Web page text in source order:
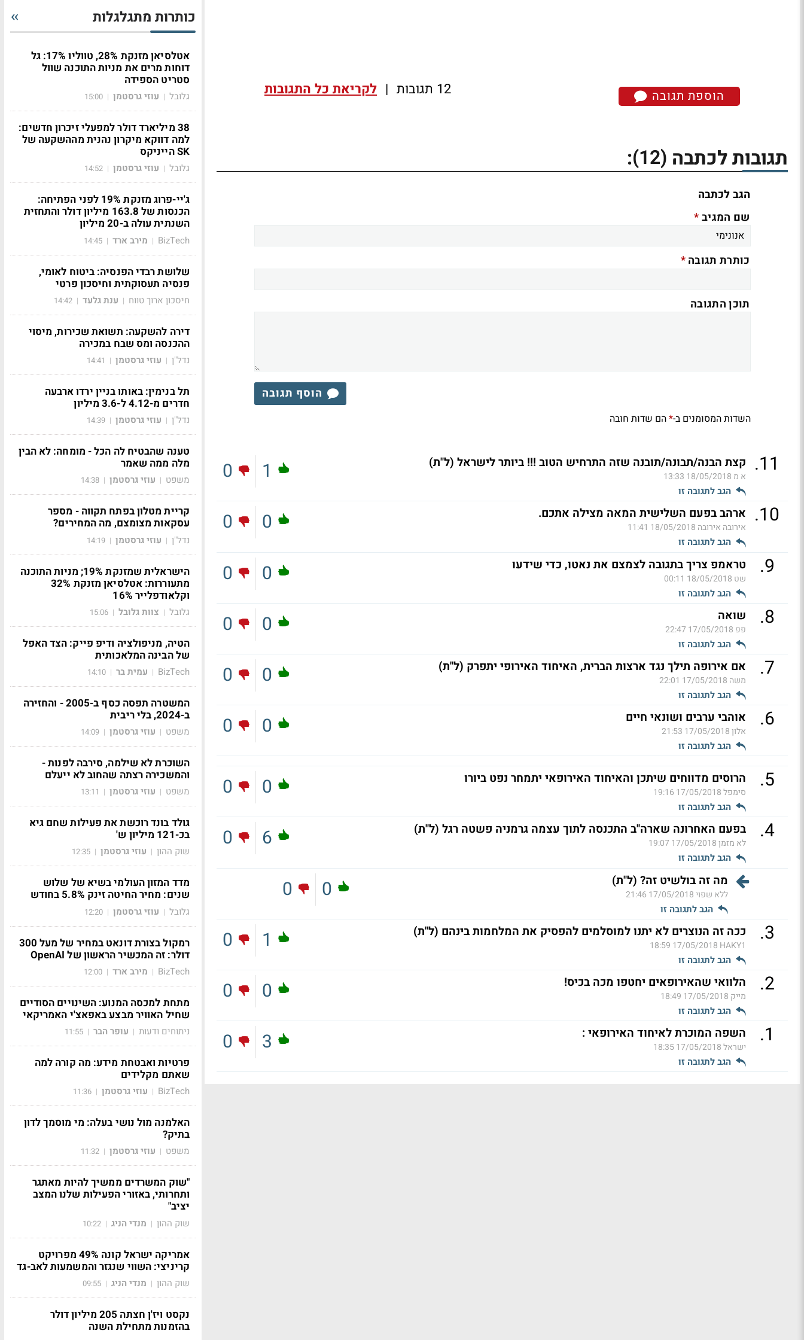
הוספת תגובה 12 תגובות | לקריאת כל התגובות
תגובות לכתבה (12)
:
הגב לכתבה
שם המגיב*
כותרת תגובה*
תוכן התגובה
הוסף תגובה
השדות המסומנים ב-*הם שדות חובה
11
. קצת הבנה/תבונה/תובנה שזה התרחיש הטוב !!! ביותר לישראל (ל"ת)
א מ 18/05/2018 13:33
הגב לתגובה זו
1
0
10
. ארהב בפעם השלישית המאה מצילה אתכם.
אירובה אירובה 18/05/2018 11:41
הגב לתגובה זו
0
0
9
. טראמפ צריך בתגובה לצמצם את נאטו, כדי שידעו
שט 18/05/2018 00:11
הגב לתגובה זו
0
0
8
. שואה
פפ 17/05/2018 22:47
הגב לתגובה זו
0
0
7
. אם אירופה תילך נגד ארצות הברית, האיחוד האירופי יתפרק (ל"ת)
משה 17/05/2018 22:01
הגב לתגובה זו
0
0
6
. אוהבי ערבים ושונאי חיים
אלון17/05/2018 21:53
הגב לתגובה זו
0
0
5
. הרוסים מדווחים שיתכן והאיחוד האירופאי יתמחר נפט ביורו
סימפל17/05/2018 19:16
הגב לתגובה זו
0
0
4
. בפעם האחרונה שארה"ב התכנסה לתוך עצמה גרמניה פשטה רגל (ל"ת)
לא מזמן17/05/2018 19:07
הגב לתגובה זו
6
0
מה זה בולשיט זה? (ל"ת)
ללא שפוי17/05/2018 21:46
הגב לתגובה זו
0
0
3
. ככה זה הנוצרים לא יתנו למוסלמים להפסיק את המלחמות בינהם (ל"ת)
HAKY1
17/05/2018 18:59
הגב לתגובה זו
1
0
2
. הלוואי שהאירופאים יחטפו מכה בכיס!
מייק 17/05/2018 18:49
הגב לתגובה זו
0
0
1
. השפה המוכרת לאיחוד האירופאי :
ישראל17/05/2018 18:35
הגב לתגובה זו
3
0
כותרות מתגלגלות
אטלסיאן מזנקת 28%, טווליו 17%: גל
דוחות מרים את מניות התוכנה שוול
סטריט הספידה
גלובל | עוזי גרסטמן |
15:00
38 מיליארד דולר למפעלי זיכרון חדשים:
למה דווקא מיקרון נהנית מההשקעה של
SK הייניקס
גלובל | עוזי גרסטמן |
14:52
ג'יי-פרוג מזנקת 19% לפני הפתיחה:
הכנסות של 163.8 מיליון דולר והתחזית
השנתית עולה ב-20 מיליון
BizTech
| מירב ארד |
14:45
שלושת רבדי הפנסיה: ביטוח לאומי,
פנסיה תעסוקתית וחיסכון פרטי
חיסכון ארוך טווח | ענת גלעד |
14:42
דירה להשקעה: תשואת שכירות, מיסוי
ההכנסה ומס שבח במכירה
נדל"ן | עוזי גרסטמן |
14:41
תל בנימין: באותו בניין ירדו ארבעה
חדרים מ-4.12 ל-3.6 מיליון
נדל"ן | עוזי גרסטמן |
14:39
טענה שהבטיח לה הכל - מומחה: לא הבין
מלה ממה שאמר
משפט | עוזי גרסטמן |
14:38
קריית מטלון בפתח תקווה - מספר
עסקאות מצומצם, מה המחירים?
נדל"ן | עוזי גרסטמן |
14:19
הישראלית שמזנקת 19%; מניות התוכנה
מתעוררות: אטלסיאן מזנקת 32%
וקלאודפלייר 16%
גלובל | צוות גלובל |
15:06
הטיה, מניפולציה ודיפ פייק: הצד האפל
של הבינה המלאכותית
BizTech
| עמית בר |
14:10
המשטרה תפסה כסף ב-2005 - והחזירה
ב-2024, בלי ריבית
משפט | עוזי גרסטמן |
14:09
השוכרת לא שילמה, סירבה לפנות -
והמשכירה רצתה שהחוב לא ייעלם
משפט | עוזי גרסטמן |
13:11
גולד בונד רוכשת את פעילות שחם גיא
בכ-121 מיליון ש'
שוק ההון | עוזי גרסטמן |
12:35
מדד המזון העולמי בשיא של שלוש
שנים: מחיר החיטה זינק 5.8% בחודש
גלובל | עוזי גרסטמן |
12:20
רמקול בצורת דונאט במחיר של מעל 300
דולר: זה המכשיר הראשון של OpenAI
BizTech
| מירב ארד |
12:00
מתחת למכסה המנוע: השינויים הסודיים
שחיל האוויר מבצע באפאצ'י האמריקאי
ניתוחים ודעות | עופר הבר |
11:55
פרטיות ואבטחת מידע: מה קורה למה
שאתם מקלידים
BizTech
| עוזי גרסטמן |
11:36
האלמנה מול נושי בעלה: מי מוסמך לדון
בתיק?
משפט | עוזי גרסטמן |
11:32
"שוק המשרדים ממשיך להיות מאתגר
ותחרותי, באזורי הפעילות שלנו המצב
יציב"
שוק ההון | מנדי הניג |
10:22
אמריקה ישראל קונה 49% מפרויקט
קריניצי: השווי שנגזר והמשמעות לאב-גד
שוק ההון | מנדי הניג |
09:55
נקסט ויז'ן חצתה 205 מיליון דולר
בהזמנות מתחילת השנה